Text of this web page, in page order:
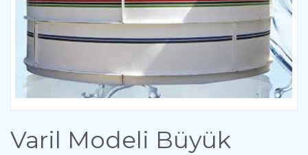
Varil Modeli Büyük